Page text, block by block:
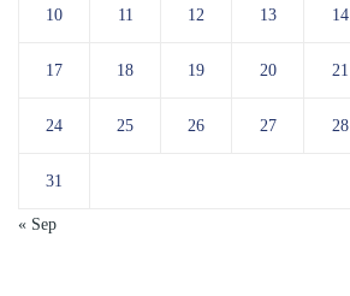
10 11 12 13 14
17 18 19 20 21
24 25 26 27 28
31
« Sep